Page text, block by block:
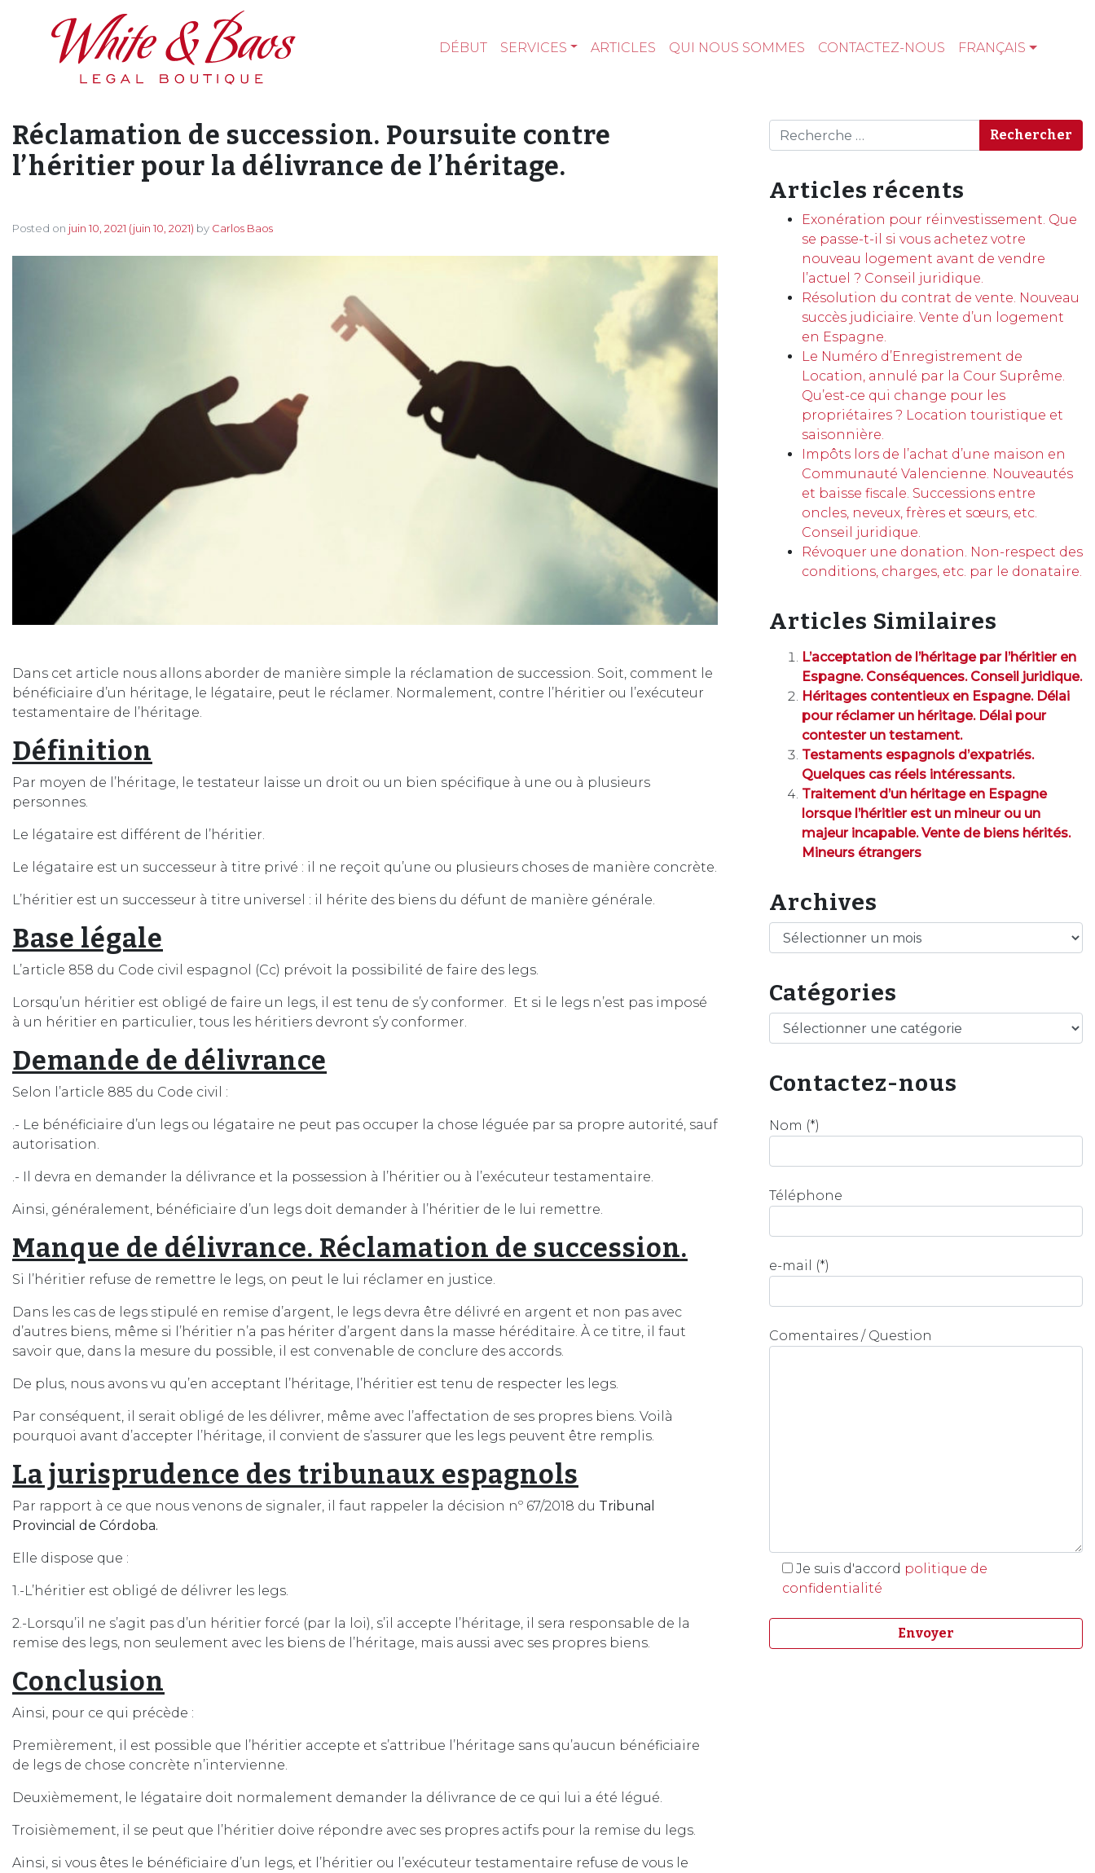
Main Navigation DÉBUT SERVICES ARTICLES QUI NOUS SOMMES CONTACTEZ-NOUS FRANÇAIS
Réclamation de succession. Poursuite contre
l’héritier pour la délivrance de l’héritage.
Posted on juin 10, 2021 (juin 10, 2021) by Carlos Baos
Dans cet article nous allons aborder de manière simple la réclamation de succession. Soit, comment le
bénéficiaire d’un héritage, le légataire, peut le réclamer. Normalement, contre l’héritier ou l’exécuteur
testamentaire de l’héritage.
Définition
Par moyen de l’héritage, le testateur laisse un droit ou un bien spécifique à une ou à plusieurs
personnes.
Le légataire est différent de l’héritier.
Le légataire est un successeur à titre privé : il ne reçoit qu’une ou plusieurs choses de manière concrète.
L’héritier est un successeur à titre universel : il hérite des biens du défunt de manière générale.
Base légale
L’article 858 du Code civil espagnol (Cc) prévoit la possibilité de faire des legs.
Lorsqu’un héritier est obligé de faire un legs, il est tenu de s’y conformer. Et si le legs n’est pas imposé
à un héritier en particulier, tous les héritiers devront s’y conformer.
Demande de délivrance
Selon l’article 885 du Code civil :
.- Le bénéficiaire d’un legs ou légataire ne peut pas occuper la chose léguée par sa propre autorité, sauf
autorisation.
.- Il devra en demander la délivrance et la possession à l’héritier ou à l’exécuteur testamentaire.
Ainsi, généralement, bénéficiaire d’un legs doit demander à l’héritier de le lui remettre.
Manque de délivrance. Réclamation de succession.
Si l’héritier refuse de remettre le legs, on peut le lui réclamer en justice.
Dans les cas de legs stipulé en remise d’argent, le legs devra être délivré en argent et non pas avec
d’autres biens, même si l’héritier n’a pas hériter d’argent dans la masse héréditaire. À ce titre, il faut
savoir que, dans la mesure du possible, il est convenable de conclure des accords.
De plus, nous avons vu qu’en acceptant l’héritage, l’héritier est tenu de respecter les legs.
Par conséquent, il serait obligé de les délivrer, même avec l’affectation de ses propres biens. Voilà
pourquoi avant d’accepter l’héritage, il convient de s’assurer que les legs peuvent être remplis.
La jurisprudence des tribunaux espagnols
Par rapport à ce que nous venons de signaler, il faut rappeler la décision nº 67/2018 du Tribunal
Provincial de Córdoba.
Elle dispose que :
1.-L’héritier est obligé de délivrer les legs.
2.-Lorsqu’il ne s’agit pas d’un héritier forcé (par la loi), s’il accepte l’héritage, il sera responsable de la
remise des legs, non seulement avec les biens de l’héritage, mais aussi avec ses propres biens.
Conclusion
Ainsi, pour ce qui précède :
Premièrement, il est possible que l’héritier accepte et s’attribue l’héritage sans qu’aucun bénéficiaire
de legs de chose concrète n’intervienne.
Deuxièmement, le légataire doit normalement demander la délivrance de ce qui lui a été légué.
Troisièmement, il se peut que l’héritier doive répondre avec ses propres actifs pour la remise du legs.
Ainsi, si vous êtes le bénéficiaire d’un legs, et l’héritier ou l’exécuteur testamentaire refuse de vous le
Rechercher
Articles récents
Exonération pour réinvestissement. Que
se passe-t-il si vous achetez votre
nouveau logement avant de vendre
l’actuel ? Conseil juridique.
Résolution du contrat de vente. Nouveau
succès judiciaire. Vente d’un logement
en Espagne.
Le Numéro d’Enregistrement de
Location, annulé par la Cour Suprême.
Qu’est-ce qui change pour les
propriétaires ? Location touristique et
saisonnière.
Impôts lors de l’achat d’une maison en
Communauté Valencienne. Nouveautés
et baisse fiscale. Successions entre
oncles, neveux, frères et sœurs, etc.
Conseil juridique.
Révoquer une donation. Non-respect des
conditions, charges, etc. par le donataire.
Articles Similaires
L’acceptation de l’héritage par l’héritier en
Espagne. Conséquences. Conseil juridique.
Héritages contentieux en Espagne. Délai
pour réclamer un héritage. Délai pour
contester un testament.
Testaments espagnols d’expatriés.
Quelques cas réels intéressants.
Traitement d’un héritage en Espagne
lorsque l’héritier est un mineur ou un
majeur incapable. Vente de biens hérités.
Mineurs étrangers
Archives
Archives
Catégories
Catégories
Contactez-nous
Nom (*)
Téléphone
e-mail (*)
Comentaires / Question
Je suis d'accord politique de
confidentialité